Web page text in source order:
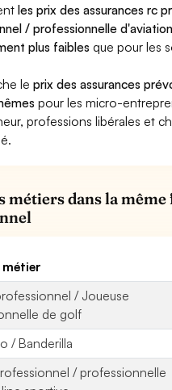
les prix des assurances rc
/ professionnelle
plus faibles que pour les
leprix des assurances
pour les micro-
professions libérales et
métiers dans la
métier
/ Joueuse
de golf
/ Banderilla
/ professionnelle